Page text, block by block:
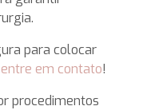
para colocar
entre em contato!
procedimentos